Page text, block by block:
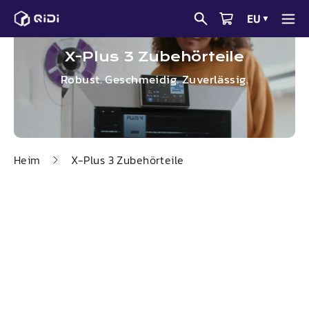
Zum
Inhalt
EU ▼
X-Plus 3 Zubehörteile
Robust. Geschmeidig. Zuverlässig.
Heim X-Plus 3 Zubehörteile